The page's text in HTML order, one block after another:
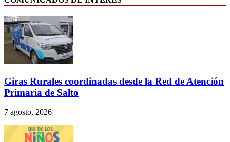
Giras Rurales coordinadas desde la Red de Atención
Primaria de Salto
7 agosto, 2026